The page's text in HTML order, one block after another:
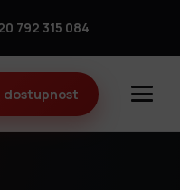
792 315 084
dostupnost